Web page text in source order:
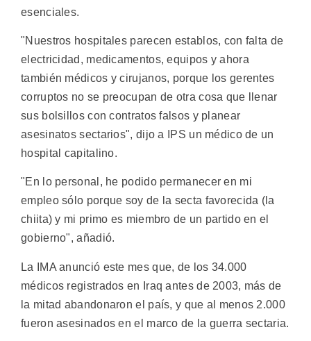
esenciales.
"Nuestros hospitales parecen establos, con falta de
electricidad, medicamentos, equipos y ahora
también médicos y cirujanos, porque los gerentes
corruptos no se preocupan de otra cosa que llenar
sus bolsillos con contratos falsos y planear
asesinatos sectarios", dijo a IPS un médico de un
hospital capitalino.
"En lo personal, he podido permanecer en mi
empleo sólo porque soy de la secta favorecida (la
chiita) y mi primo es miembro de un partido en el
gobierno", añadió.
La IMA anunció este mes que, de los 34.000
médicos registrados en Iraq antes de 2003, más de
la mitad abandonaron el país, y que al menos 2.000
fueron asesinados en el marco de la guerra sectaria.